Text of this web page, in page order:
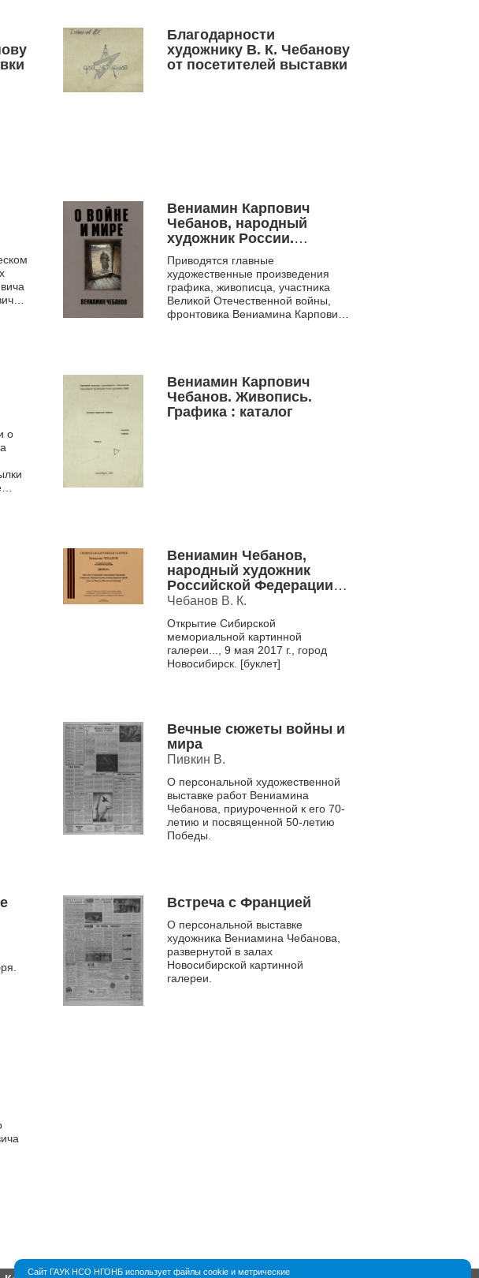
Благодарности
художнику В. К. Чебанову
от посетителей выставки
Вениамин Карпович
Чебанов, народный
художник России.
живопись, графика.
Книга-альбом.
Приводятся главные
художественные произведения
графика, живописца, участника
Великой Отечественной войны,
фронтовика Вениамина Карповича
о
Вениамин Карпович
Чебанов. Живопись.
Графика : каталог
Вениамин Чебанов,
народный художник
Российской Федерации.
Диорама "150-22-я
Стрелковая Сибирская
Добровольческая
Дивизия Красной Армии
в боях на Ржевско-
Чебанов В. К.
Открытие Сибирской
мемориальной картинной
галереи..., 9 мая 2017 г., город
Новосибирск. [буклет]
Вечные сюжеты войны и
мира
Пивкин В.
О персональной художественной
выставке работ Вениамина
Чебанова, приуроченной к его 70-
летию и посвященной 50-летию
Победы.
Встреча с Францией
О персональной выставке
художника Вениамина Чебанова,
развернутой в залах
Новосибирской картинной
галереи.
Сайт ГАУК НСО НГОНБ использует файлы cookie и метрические